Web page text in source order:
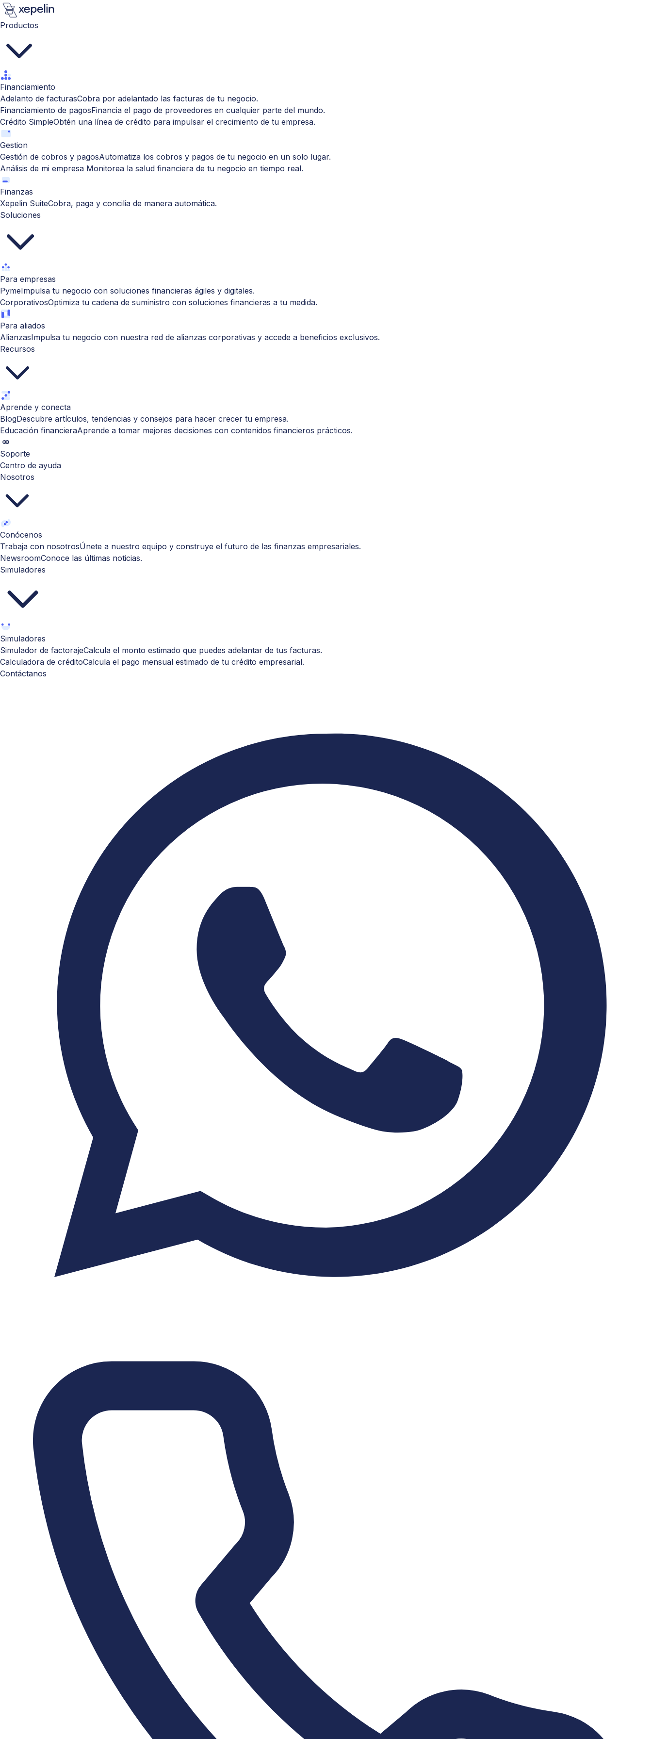
Productos
Financiamiento
Adelanto de facturasCobra por adelantado las facturas de tu negocio.
Financiamiento de pagosFinancia el pago de proveedores en cualquier parte del mundo.
Crédito SimpleObtén una línea de crédito para impulsar el crecimiento de tu empresa.
Gestion
Gestión de cobros y pagosAutomatiza los cobros y pagos de tu negocio en un solo lugar.
Análisis de mi empresa Monitorea la salud financiera de tu negocio en tiempo real.
Finanzas
Xepelin SuiteCobra, paga y concilia de manera automática.
Soluciones
Para empresas
PymeImpulsa tu negocio con soluciones financieras ágiles y digitales.
CorporativosOptimiza tu cadena de suministro con soluciones financieras a tu medida.
Para aliados
AlianzasImpulsa tu negocio con nuestra red de alianzas corporativas y accede a beneficios exclusivos.
Recursos
Aprende y conecta
BlogDescubre artículos, tendencias y consejos para hacer crecer tu empresa.
Educación financieraAprende a tomar mejores decisiones con contenidos financieros prácticos.
Soporte
Centro de ayuda
Nosotros
Conócenos
Trabaja con nosotrosÚnete a nuestro equipo y construye el futuro de las finanzas empresariales.
NewsroomConoce las últimas noticias.
Simuladores
Simuladores
Simulador de factorajeCalcula el monto estimado que puedes adelantar de tus facturas.
Calculadora de créditoCalcula el pago mensual estimado de tu crédito empresarial.
Contáctanos